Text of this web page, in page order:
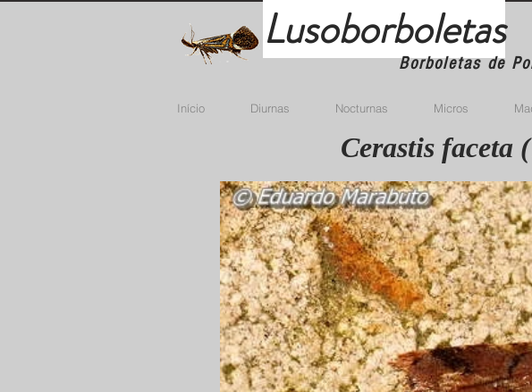
Lusoborboletas
Borboletas de
Início Diurnas Nocturnas Micros
Cerastis faceta